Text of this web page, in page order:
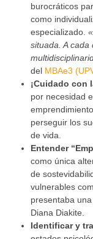
burocráticos
como
especializado.
situada. A
del MBAe3
¡Cuidado con
por necesidad
perseguir los
de vida.
Entender
como única
de
vulnerables
presentaba
Diana Diakite.
Identificar y